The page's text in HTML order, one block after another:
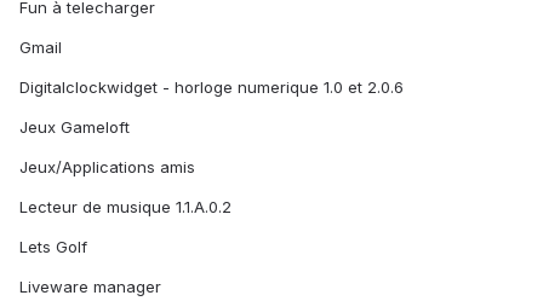
Fun à telecharger
Gmail
Digitalclockwidget - horloge numerique 1.0 et 2.0.6
Jeux Gameloft
Jeux/Applications amis
Lecteur de musique 1.1.A.0.2
Lets Golf
Liveware manager